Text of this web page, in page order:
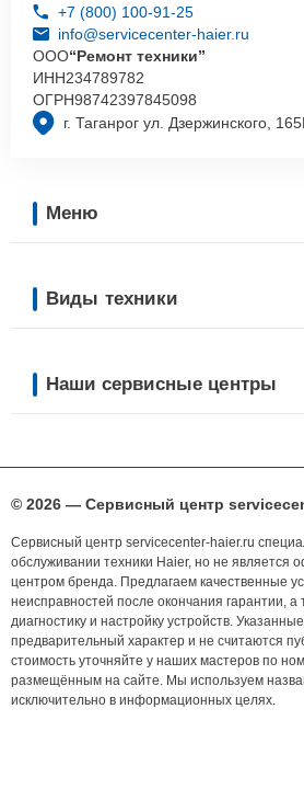
г. Таганрог ул. Дзержинского,
+7 (800) 100-91-25
info@servicecenter-haier.ru
ООО“Ремонт техники”
ИНН234789782
ОГРН98742397845098
Меню
Виды техники
Наши сервисные центры
© 2026 — Сервисный центр
Сервисный центр servicecenter-haier.ru
обслуживании техники Haier, но не является
центром бренда. Предлагаем качественные
неисправностей после окончания гарантии, а
диагностику и настройку устройств.
предварительный характер и не считаются
стоимость уточняйте у наших мастеров по
размещённым на сайте. Мы используем
исключительно в информационных целях.